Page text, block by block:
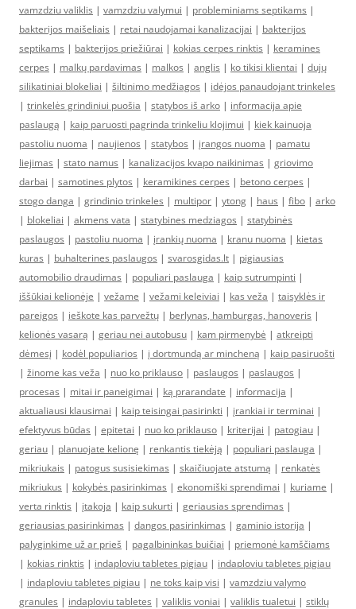
vamzdziu valiklis | vamzdziu valymui | probleminiams septikams |
bakterijos maišeliais | retai naudojamai kanalizacijai | bakterijos
septikams | bakterijos priežiūrai | kokias cerpes rinktis | keramines
cerpes | malkų pardavimas | malkos | anglis | ko tikisi klientai | dujų
silikatiniai blokeliai | šiltinimo medžiagos | idėjos panaudojant trinkeles
| trinkelės grindiniui puošia | statybos iš arko | informacija apie
paslaugą | kaip paruosti pagrinda trinkeliu klojimui | kiek kainuoja
pastoliu nuoma | naujienos | statybos | įrangos nuoma | pamatu
liejimas | stato namus | kanalizacijos kvapo naikinimas | griovimo
darbai | samotines plytos | keramikines cerpes | betono cerpes |
stogo danga | grindinio trinkeles | multipor | ytong | haus | fibo | arko
| blokeliai | akmens vata | statybines medziagos | statybinės
paslaugos | pastoliu nuoma | įrankių nuoma | kranu nuoma | kietas
kuras | buhalterines paslaugos | svarosgidas.lt | pigiausias
automobilio draudimas | populiari paslauga | kaip sutrumpinti |
iššūkiai kelionėje | vežame | vežami keleiviai | kas veža | taisyklės ir
pareigos | ieškote kas parvežtų | berlynas, hamburgas, hanoveris |
kelionės vasarą | geriau nei autobusu | kam pirmenybė | atkreipti
dėmesį | kodėl populiarios | į dortmundą ar mincheną | kaip pasiruošti
| žinome kas veža | nuo ko priklauso | paslaugos | paslaugos |
procesas | mitai ir paneigimai | ką prarandate | informacija |
aktualiausi klausimai | kaip teisingai pasirinkti | įrankiai ir terminai |
efektyvus būdas | epitetai | nuo ko priklauso | kriterijai | patogiau |
geriau | planuojate kelionę | renkantis tiekėją | populiari paslauga |
mikriukais | patogus susisiekimas | skaičiuojate atstumą | renkatės
mikriukus | kokybės pasirinkimas | ekonomiški sprendimai | kuriame |
verta rinktis | įtakoja | kaip sukurti | geriausias sprendimas |
geriausias pasirinkimas | dangos pasirinkimas | gaminio istorija |
palyginkime už ar prieš | pagalbininkas buičiai | priemonė kamščiams
| kokias rinktis | indaploviu tabletes pigiau | indaploviu tabletes pigiau
| indaploviu tabletes pigiau | ne toks kaip visi | vamzdziu valymo
granules | indaploviu tabletes | valiklis voniai | valiklis tualetui | stiklų